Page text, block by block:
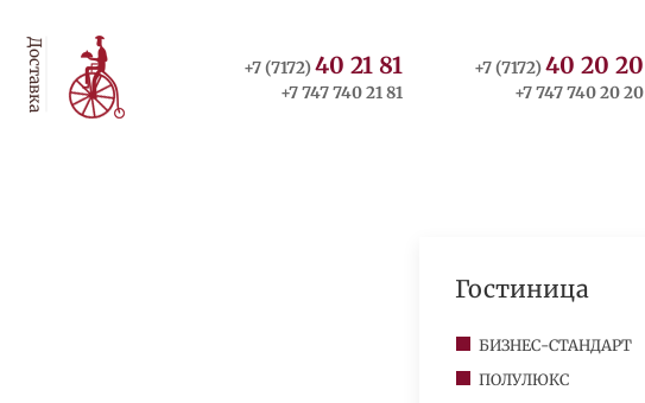
Доставка +7 (7172)40 21 81
+7 747 740 21 81
+7 (7172)40 20 20
+7 747 740 20 20
Гостиница
БИЗНЕС-СТАНДАРТ
ПОЛУЛЮКС